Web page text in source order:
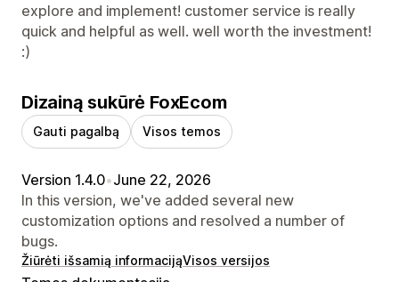
explore and implement! customer service is really
quick and helpful as well. well worth the investment!
:)
Dizainą sukūrė FoxEcom
Gauti pagalbą Visos temos
Version 1.4.0•June 22, 2026
In this version, we've added several new
customization options and resolved a number of
bugs.
Žiūrėti išsamią informacijąVisos versijos